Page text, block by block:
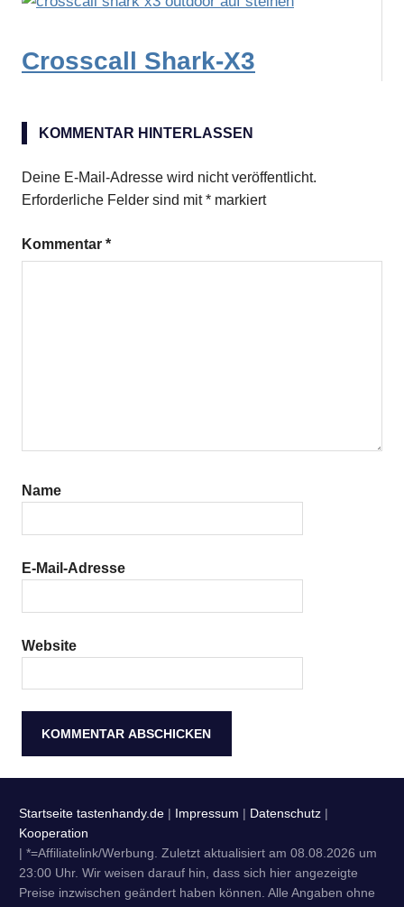
Crosscall Shark-X3
KOMMENTAR HINTERLASSEN
Deine E-Mail-Adresse wird nicht veröffentlicht.
Erforderliche Felder sind mit* markiert
Kommentar *
Name
E-Mail-Adresse
Website
Startseite tastenhandy.de | Impressum | Datenschutz |
Kooperation
| *=Affiliatelink/Werbung. Zuletzt aktualisiert am 08.08.2026 um
23:00 Uhr. Wir weisen darauf hin, dass sich hier angezeigte
Preise inzwischen geändert haben können. Alle Angaben ohne